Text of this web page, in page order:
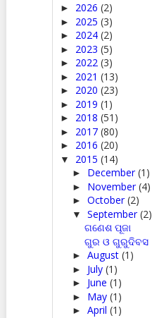
► 2026 (2)
► 2025 (3)
► 2024 (2)
► 2023 (5)
► 2022 (3)
► 2021 (13)
► 2020 (23)
► 2019 (1)
► 2018 (51)
► 2017 (80)
► 2016 (20)
▼ 2015 (14)
► December(1)
► November(4)
► October(2)
▼ September(2)
ଗଣେଶ ପୂଜା
ଗୁର ଓ ଗୁରୁଦିବସ
► August (1)
► July (1)
► June (1)
► May (1)
► April (1)